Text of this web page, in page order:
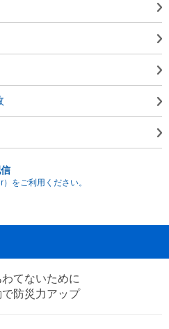
をご利用ください。
てないために
防災力アップ